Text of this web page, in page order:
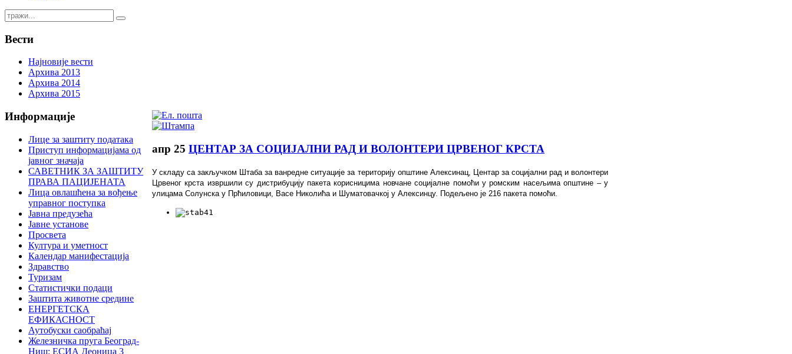
Вести
Најновије вести
Архива 2013
Архива 2014
Архива 2015
апр 25 ЦЕНТАР ЗА СОЦИЈАЛНИ РАД И ВОЛОНТЕРИ ЦРВЕНОГ КРСТА
У складу са закључком Штаба за ванредне ситуације за територију општине Алексинац, Центар за социјални рад и волонтери
Црвеног крста извршили су дистрибуцију пакета корисницима новчане социјалне помоћи у ромским насељима општине – у
улицама Солунска у Прћиловици, Васе Николића и Шуматовачкој у Алексинцу. Подељено је 216 пакета помоћи.
Информације
Лице за заштиту података
Приступ информацијама од
јавног значаја
САВЕТНИК ЗА ЗАШТИТУ
ПРАВА ПАЦИЈЕНАТА
Лица овлашћена за вођење
управног поступка
Јавна предузећа
Јавне установе
Просвета
Култура и уметност
Календар манифестација
Здравство
Туризам
Статистички подаци
Заштита животне средине
ЕНЕРГЕТСКА
ЕФИКАСНОСТ
Аутобуски саобраћај
Железничка пруга Београд-
Ниш: ЕСИА Деоница 3